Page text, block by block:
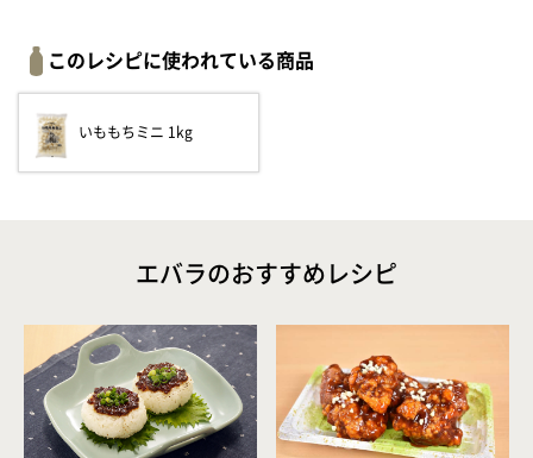
このレシピに使われている商品
いももちミニ 1kg
エバラのおすすめレシピ